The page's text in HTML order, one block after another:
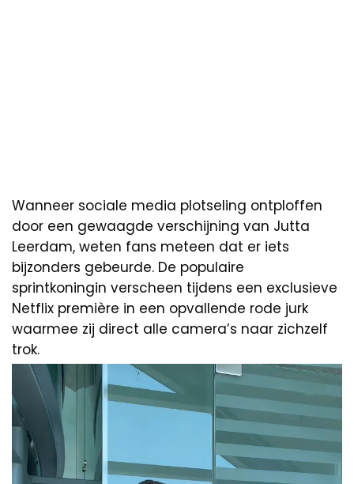
Wanneer sociale media plotseling ontploffen
door een gewaagde verschijning van Jutta
Leerdam, weten fans meteen dat er iets
bijzonders gebeurde. De populaire
sprintkoningin verscheen tijdens een exclusieve
Netflix première in een opvallende rode jurk
waarmee zij direct alle camera’s naar zichzelf
trok.